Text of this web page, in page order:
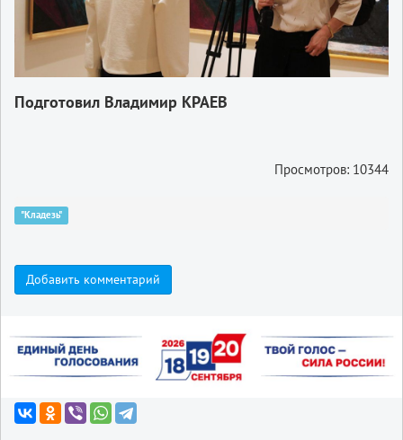
Подготовил Владимир КРАЕВ
Просмотров: 10344
"Кладезь"
Добавить комментарий